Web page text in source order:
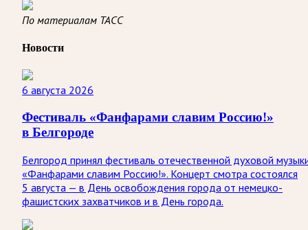
По материалам ТАСС
Новости
6 августа 2026
Фестиваль «Фанфарами славим Россию!»
в Белгороде
Белгород принял фестиваль отечественной духовой
«Фанфарами славим Россию!». Концерт смотра состоялся
5 августа — в День освобождения города от немецко-
фашистских захватчиков и в День города.